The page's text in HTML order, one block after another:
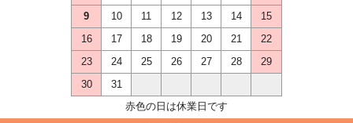
9
10 11 12 13 14
15
16
17 18 19 20 21
22
23
24 25 26 27 28
29
30
31
赤色の日は休業日です